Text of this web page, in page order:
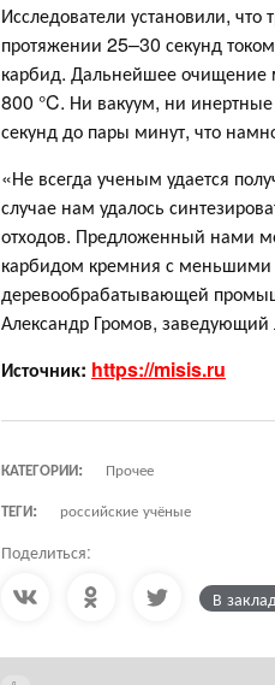
Исследователи установили, что
протяжении 25–30 секунд
карбид. Дальнейшее очищение
800 °C. Ни вакуум, ни
секунд до пары минут, что
«Не всегда ученым удается
случае нам удалось
отходов. Предложенный нами
карбидом кремния с меньшими
деревообрабатывающей
Александр Громов,
Источник: https://misis.ru
КАТЕГОРИИ:
Прочее
ТЕГИ:
российские учёные
Поделиться:
В